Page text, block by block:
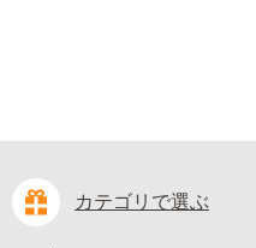
カテゴリで選ぶ